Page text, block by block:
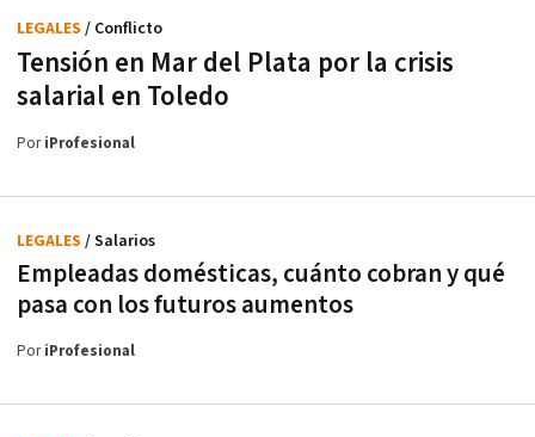
Tensión en Mar del Plata por la crisis
salarial en Toledo
LEGALES / Conflicto
PoriProfesional
Empleadas domésticas, cuánto cobran y qué
pasa con los futuros aumentos
LEGALES / Salarios
PoriProfesional